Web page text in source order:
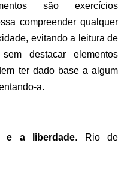
são exercícios
compreender qualquer
evitando a leitura de
destacar elementos
ter dado base a algum
a.
e a liberdade. Rio de